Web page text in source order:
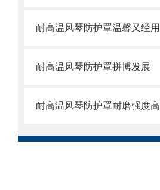
耐高温风琴防护罩温馨又经用
耐高温风琴防护罩拼博发展
耐高温风琴防护罩耐磨强度高